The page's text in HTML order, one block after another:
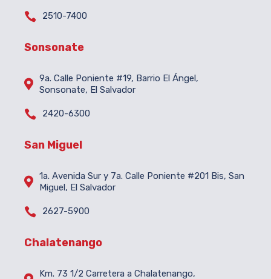
 2510-7400
Sonsonate
 9a. Calle Poniente #19, Barrio El Ángel,
Sonsonate, El Salvador
 2420-6300
San Miguel
 1a. Avenida Sur y 7a. Calle Poniente #201 Bis, San
Miguel, El Salvador
 2627-5900
Chalatenango
Km. 73 1/2 Carretera a Chalatenango,